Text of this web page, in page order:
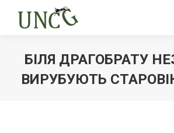
БІЛЯ ДРАГОБРАТУ
ВИРУБУЮТЬ